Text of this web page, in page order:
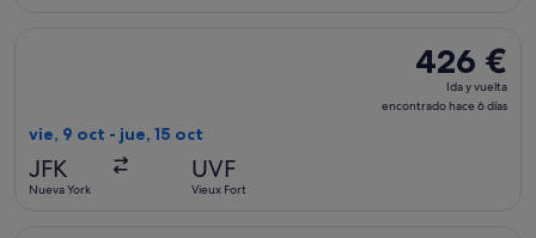
426 €
Ida
y
426 €
Ida y vuelta
encontrado hace 6 días
vie, 9 oct - jue, 15 oct
JFK
Nueva York
UVF
Vieux Fort